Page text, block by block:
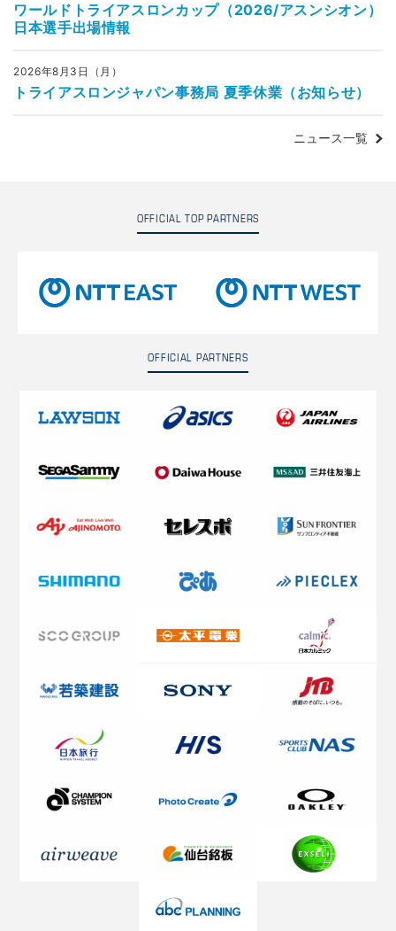
ワールドトライアスロンカップ（2026/アスンシオン）
日本選手出場情報
2026年8月3日（月）
トライアスロンジャパン事務局 夏季休業（お知らせ）
ニュース一覧
OFFICIAL TOP PARTNERS
OFFICIAL PARTNERS